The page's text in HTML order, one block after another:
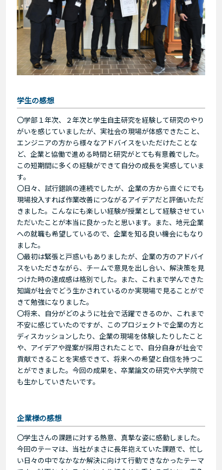
学生の感想
〇学部１年次、２年次と学生自主研究を経験して研究のやり
がいを感じていましたが、実社会の現場が体感できたこと、
エンジニアの方から様々なアドバイスをいただけたことな
ど、企業と協働で進める時間と研究がとても有意義でした。
この短期間に多くの経験ができて自分の成長を実感していま
す。
〇日々、試行錯誤の連続でしたが、企業の方から直ぐにでも
現場投入すれば作業改善につながるアイデアだと評価いただ
きました。こんなにも楽しい経験が授業として経験させてい
ただいたことが本当に良かったと思います。また、地元企業
への就職も希望しているので、企業を知る良い機会にもなり
ました。
〇最初は緊張と戸惑いもありましたが、企業の方のアドバイ
スをいただきながら、チームで意見を出し合い、解決策を見
つけた時の達成感は格別でした。また、これまで学んできた
知識が社会でどう生かされているのか実現場で見ることがで
きて勉強になりました。
〇将来、自分がどのように社会で活躍できるのか、これまで
不安に感じていたのですが、このプロジェクトで企業の方と
ディスカッションしたり、企業の現場を体験したりしたこと
や、アイデアや提案が採用されたことで、自分自身が社会で
貢献できることを実感できて、将来への希望と自信を持つこ
とができました。今回の成果を、卒業論文の研究や大学院で
も生かしていきたいです。
企業様の感想
〇学生さんの課題に対する熱意、真摯な姿に感動しました。
今回のテーマは、当社がまさに長年抱えていた課題で、忙し
い日々の中でなかなか解決に向けて行動できなかったテーマ